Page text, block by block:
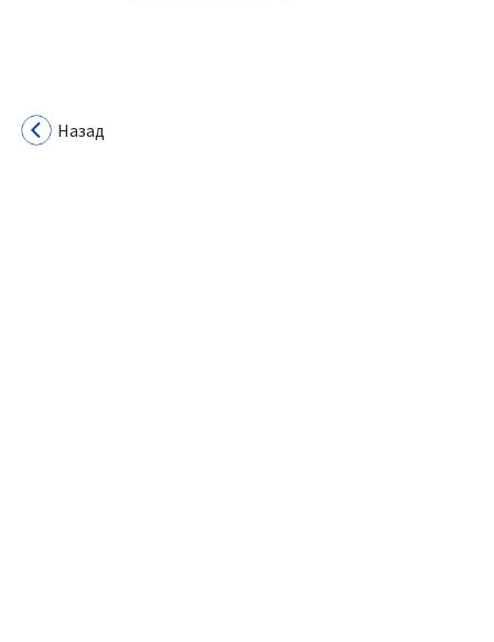
Назад